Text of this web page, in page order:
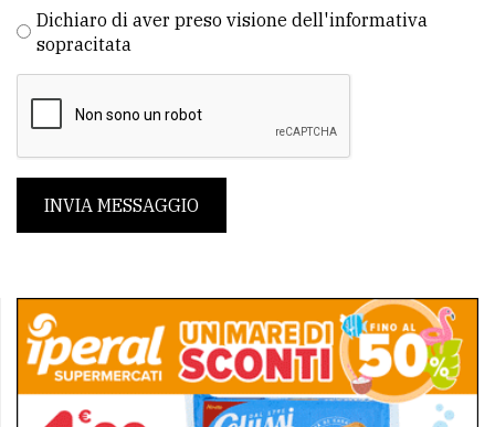
Dichiaro di aver preso visione dell'informativa
sopracitata
INVIA MESSAGGIO